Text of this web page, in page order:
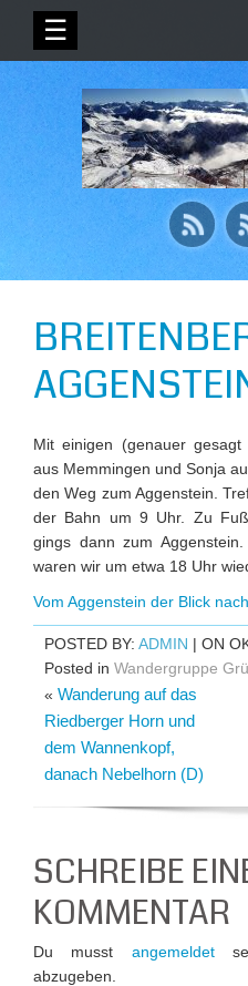
☰
Mit einigen (genauer
aus Memmingen und Sonja
den Weg zum Aggenstein.
der Bahn um 9 Uhr. Zu
gings dann zum
waren wir um etwa 18 Uhr
Vom Aggenstein der Blick
POSTED BY: ADMIN | ON
Posted in Wandergruppe
« Wanderung auf das
Riedberger Horn und
dem Wannenkopf,
danach Nebelhorn (D)
SCHREIBE
KOMMENTAR
Du musst angemeldet
abzugeben.